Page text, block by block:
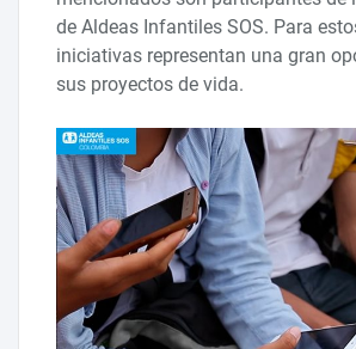
de Aldeas Infantiles SOS. Para
iniciativas representan una gran
sus proyectos de vida.